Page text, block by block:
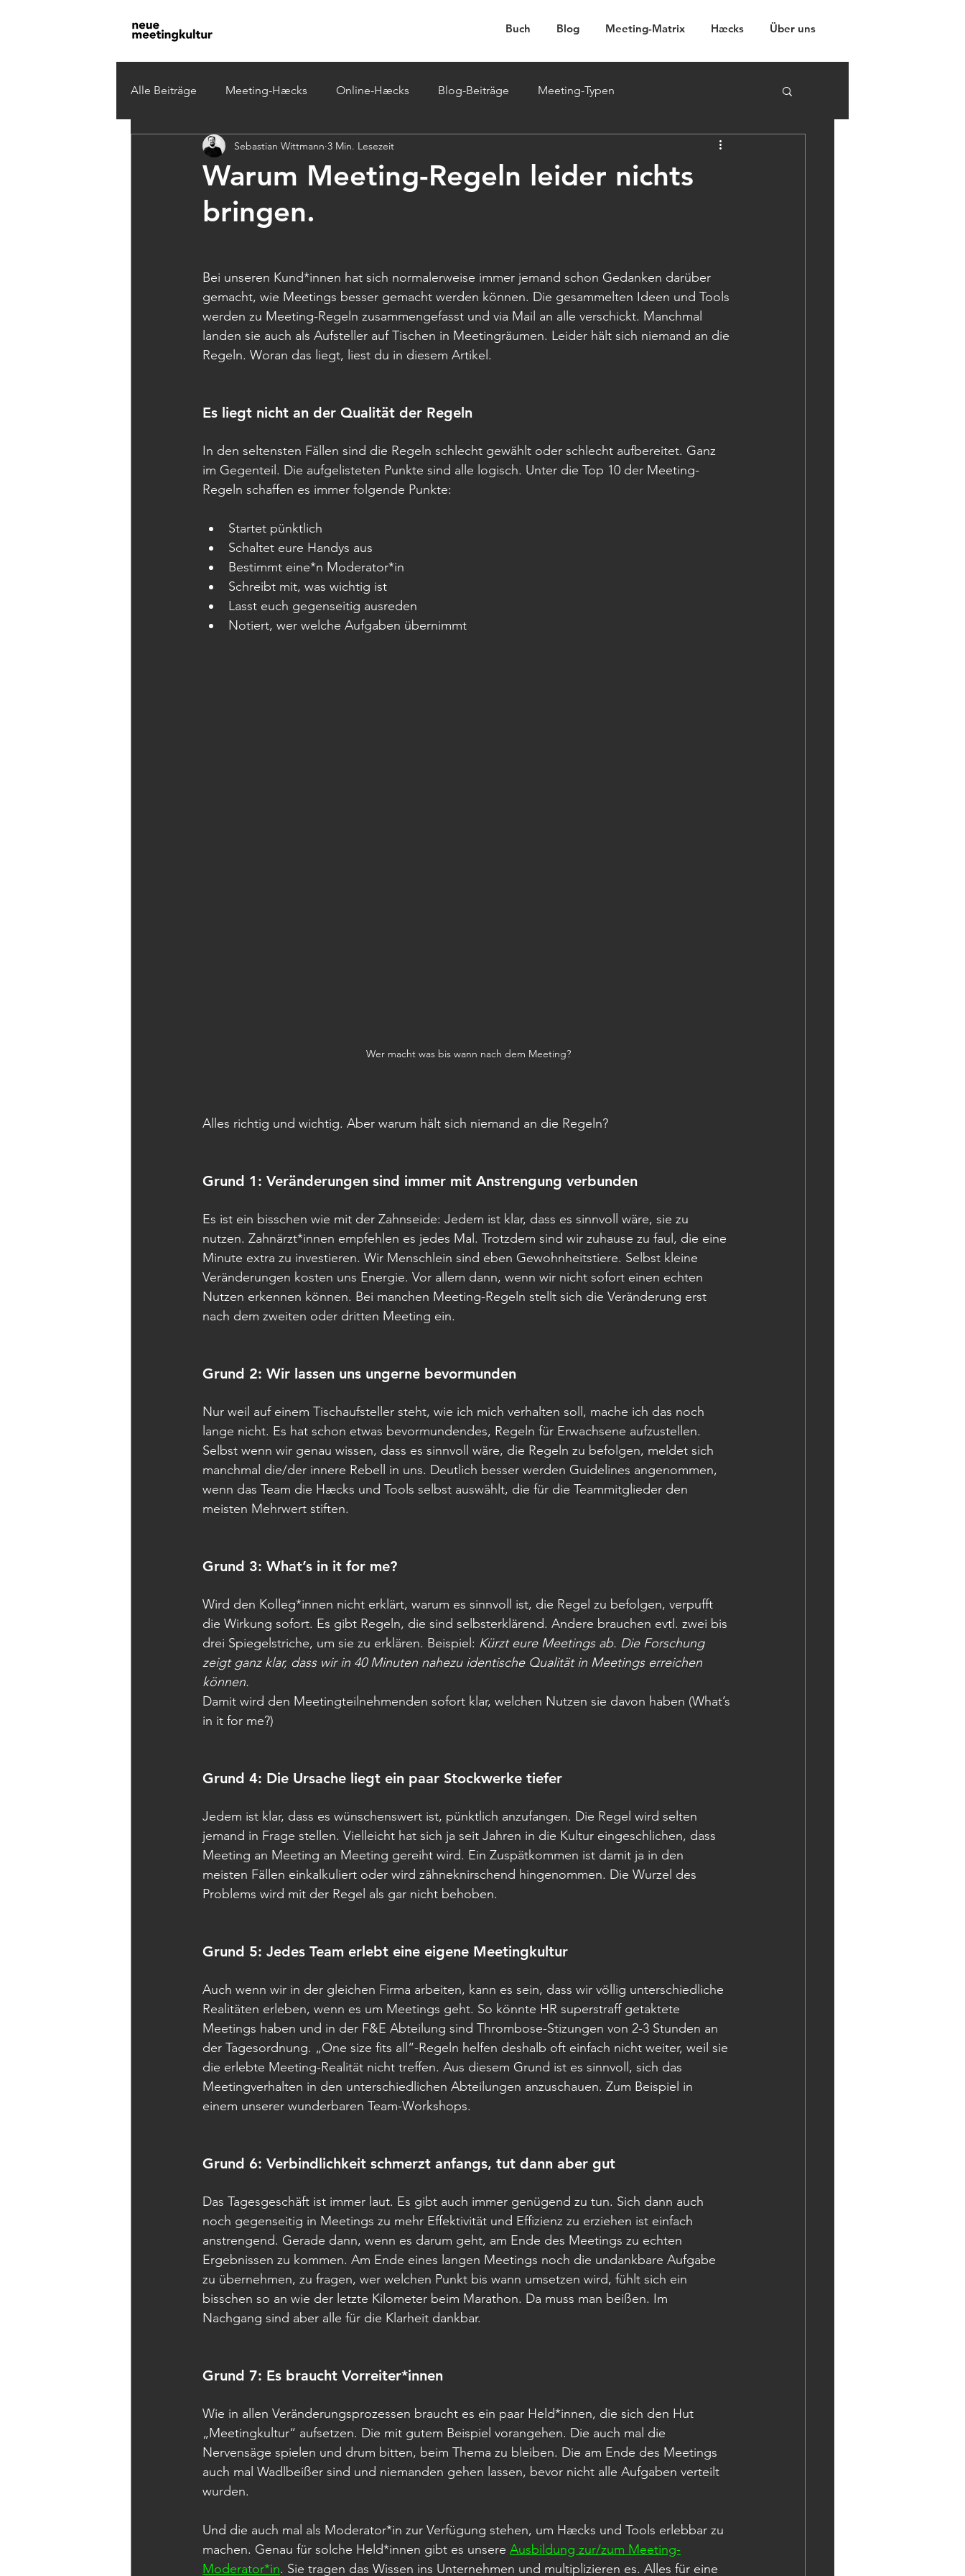
Buch Blog Meeting-Matrix Hæcks Über uns
Alle Beiträge Meeting-Hæcks Online-Hæcks Blog-Beiträge Meeting-Typen
Warum Meeting-Regeln leider nichts
bringen.
Sebastian Wittmann 3 Min. Lesezeit
Bei unseren Kund*innen hat sich normalerweise immer jemand schon Gedanken darüber
gemacht, wie Meetings besser gemacht werden können. Die gesammelten Ideen und Tools
werden zu Meeting-Regeln zusammengefasst und via Mail an alle verschickt. Manchmal
landen sie auch als Aufsteller auf Tischen in Meetingräumen. Leider hält sich niemand an die
Regeln. Woran das liegt, liest du in diesem Artikel.
Es liegt nicht an der Qualität der Regeln
In den seltensten Fällen sind die Regeln schlecht gewählt oder schlecht aufbereitet. Ganz
im Gegenteil. Die aufgelisteten Punkte sind alle logisch. Unter die Top 10 der Meeting-
Regeln schaffen es immer folgende Punkte:
Startet pünktlich
Schaltet eure Handys aus
Bestimmt eine*n Moderator*in
Schreibt mit, was wichtig ist
Lasst euch gegenseitig ausreden
Notiert, wer welche Aufgaben übernimmt
Wer macht was bis wann nach dem Meeting?
Alles richtig und wichtig. Aber warum hält sich niemand an die Regeln?
Grund 1: Veränderungen sind immer mit Anstrengung verbunden
Es ist ein bisschen wie mit der Zahnseide: Jedem ist klar, dass es sinnvoll wäre, sie zu
nutzen. Zahnärzt*innen empfehlen es jedes Mal. Trotzdem sind wir zuhause zu faul, die eine
Minute extra zu investieren. Wir Menschlein sind eben Gewohnheitstiere. Selbst kleine
Veränderungen kosten uns Energie. Vor allem dann, wenn wir nicht sofort einen echten
Nutzen erkennen können. Bei manchen Meeting-Regeln stellt sich die Veränderung erst
nach dem zweiten oder dritten Meeting ein.
Grund 2: Wir lassen uns ungerne bevormunden
Nur weil auf einem Tischaufsteller steht, wie ich mich verhalten soll, mache ich das noch
lange nicht. Es hat schon etwas bevormundendes, Regeln für Erwachsene aufzustellen.
Selbst wenn wir genau wissen, dass es sinnvoll wäre, die Regeln zu befolgen, meldet sich
manchmal die/der innere Rebell in uns. Deutlich besser werden Guidelines angenommen,
wenn das Team die Hæcks und Tools selbst auswählt, die für die Teammitglieder den
meisten Mehrwert stiften.
Grund 3: What’s in it for me?
Wird den Kolleg*innen nicht erklärt, warum es sinnvoll ist, die Regel zu befolgen, verpufft
die Wirkung sofort. Es gibt Regeln, die sind selbsterklärend. Andere brauchen evtl. zwei bis
drei Spiegelstriche, um sie zu erklären. Beispiel: Kürzt eure Meetings ab. Die Forschung
zeigt ganz klar, dass wir in 40 Minuten nahezu identische Qualität in Meetings erreichen
können.
Damit wird den Meetingteilnehmenden sofort klar, welchen Nutzen sie davon haben (What’s
in it for me?)
Grund 4: Die Ursache liegt ein paar Stockwerke tiefer
Jedem ist klar, dass es wünschenswert ist, pünktlich anzufangen. Die Regel wird selten
jemand in Frage stellen. Vielleicht hat sich ja seit Jahren in die Kultur eingeschlichen, dass
Meeting an Meeting an Meeting gereiht wird. Ein Zuspätkommen ist damit ja in den
meisten Fällen einkalkuliert oder wird zähneknirschend hingenommen. Die Wurzel des
Problems wird mit der Regel als gar nicht behoben.
Grund 5: Jedes Team erlebt eine eigene Meetingkultur
Auch wenn wir in der gleichen Firma arbeiten, kann es sein, dass wir völlig unterschiedliche
Realitäten erleben, wenn es um Meetings geht. So könnte HR superstraff getaktete
Meetings haben und in der F&E Abteilung sind Thrombose-Stizungen von 2-3 Stunden an
der Tagesordnung. „One size fits all“-Regeln helfen deshalb oft einfach nicht weiter, weil sie
die erlebte Meeting-Realität nicht treffen. Aus diesem Grund ist es sinnvoll, sich das
Meetingverhalten in den unterschiedlichen Abteilungen anzuschauen. Zum Beispiel in
einem unserer wunderbaren Team-Workshops.
Grund 6: Verbindlichkeit schmerzt anfangs, tut dann aber gut
Das Tagesgeschäft ist immer laut. Es gibt auch immer genügend zu tun. Sich dann auch
noch gegenseitig in Meetings zu mehr Effektivität und Effizienz zu erziehen ist einfach
anstrengend. Gerade dann, wenn es darum geht, am Ende des Meetings zu echten
Ergebnissen zu kommen. Am Ende eines langen Meetings noch die undankbare Aufgabe
zu übernehmen, zu fragen, wer welchen Punkt bis wann umsetzen wird, fühlt sich ein
bisschen so an wie der letzte Kilometer beim Marathon. Da muss man beißen. Im
Nachgang sind aber alle für die Klarheit dankbar.
Grund 7: Es braucht Vorreiter*innen
Wie in allen Veränderungsprozessen braucht es ein paar Held*innen, die sich den Hut
„Meetingkultur“ aufsetzen. Die mit gutem Beispiel vorangehen. Die auch mal die
Nervensäge spielen und drum bitten, beim Thema zu bleiben. Die am Ende des Meetings
auch mal Wadlbeißer sind und niemanden gehen lassen, bevor nicht alle Aufgaben verteilt
wurden.
Und die auch mal als Moderator*in zur Verfügung stehen, um Hæcks und Tools erlebbar zu
machen. Genau für solche Held*innen gibt es unsere Ausbildung zur/zum Meeting-
Moderator*in. Sie tragen das Wissen ins Unternehmen und multiplizieren es. Alles für eine